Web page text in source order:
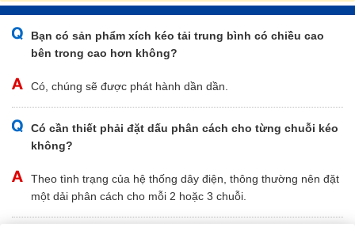
Bạn có sản phẩm xích kéo tải trung bình có chiều cao
bên trong cao hơn không?
Có, chúng sẽ được phát hành dần dần.
Có cần thiết phải đặt dấu phân cách cho từng chuỗi kéo
không?
Theo tình trạng của hệ thống dây điện, thông thường nên đặt
một dải phân cách cho mỗi 2 hoặc 3 chuỗi.